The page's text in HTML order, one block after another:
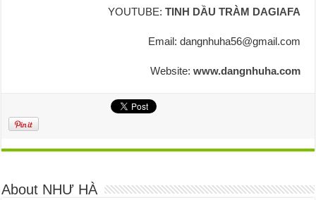
YOUTUBE: TINH DẦU TRÀM DAGIAFA
Email: dangnhuha56@gmail.com
Website: www.dangnhuha.com
About NHƯ HÀ